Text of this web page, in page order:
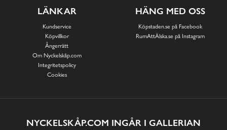
LÄNKAR
Kundservice
Köpvillkor
Ångerrätt
Om Nyckelskåp.com
Integritetspolicy
Cookies
HÄNG MED OSS
Köpstaden.se på Facebook
RumAttÄlska.se på Instagram
NYCKELSKÅP.COM INGÅR I GALLERIAN